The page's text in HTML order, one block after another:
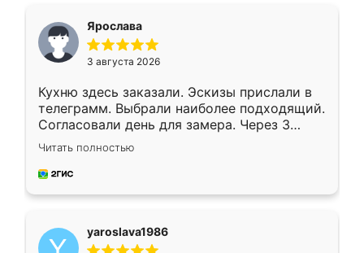
Ярослава
3 августа 2026
Кухню здесь заказали. Эскизы прислали в
телеграмм. Выбрали наиболее подходящий.
Согласовали день для замера. Через 3
недели кухня была уже готова. Остались
довольны работой. Спасибо Ренессанс
мебель за качественную работу!
Читать полностью
yaroslava1986